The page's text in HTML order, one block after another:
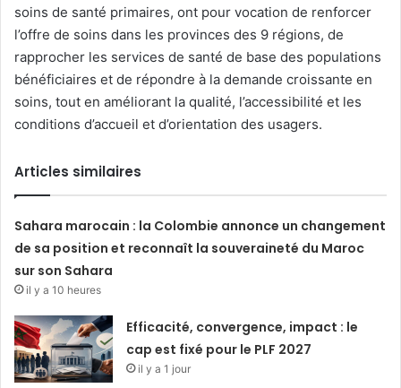
soins de santé primaires, ont pour vocation de renforcer
l’offre de soins dans les provinces des 9 régions, de
rapprocher les services de santé de base des populations
bénéficiaires et de répondre à la demande croissante en
soins, tout en améliorant la qualité, l’accessibilité et les
conditions d’accueil et d’orientation des usagers.
Articles similaires
Sahara marocain : la Colombie annonce un changement
de sa position et reconnaît la souveraineté du Maroc
sur son Sahara
il y a 10 heures
Efficacité, convergence, impact : le
cap est fixé pour le PLF 2027
il y a 1 jour